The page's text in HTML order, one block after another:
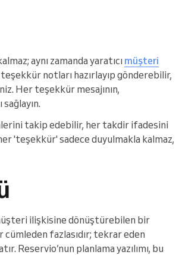
aynı zamanda yaratıcı müşteri
notları hazırlayıp gönderebilir,
Her teşekkür mesajının,
takip edebilir, her takdir ifadesini
'teşekkür' sadece duyulmakla kalmaz,
ilişkisine dönüştürebilen bir
fazlasıdır; tekrar eden
Reservio’nun planlama yazılımı, bu